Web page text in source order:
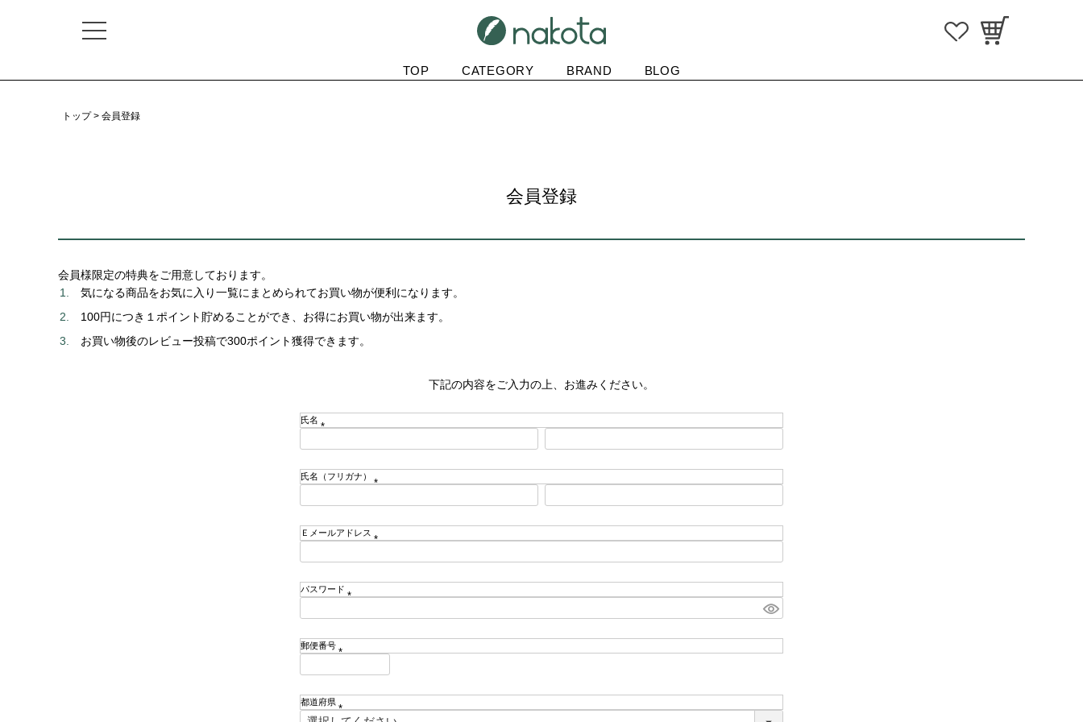
TOP CATEGORY BRAND BLOG
トップ 会員登録
会員登録
会員様限定の特典をご用意しております。
気になる商品をお気に入り一覧にまとめられてお買い物が便利になります。
100円につき１ポイント貯めることができ、お得にお買い物が出来ます。
お買い物後のレビュー投稿で300ポイント獲得できます。
下記の内容をご入力の上、お進みください。
氏名
須
)
氏名（フリガナ）
須
)
Ｅメールアドレス
須
)
パスワード
須
)
郵便番号
須
)
都道府県